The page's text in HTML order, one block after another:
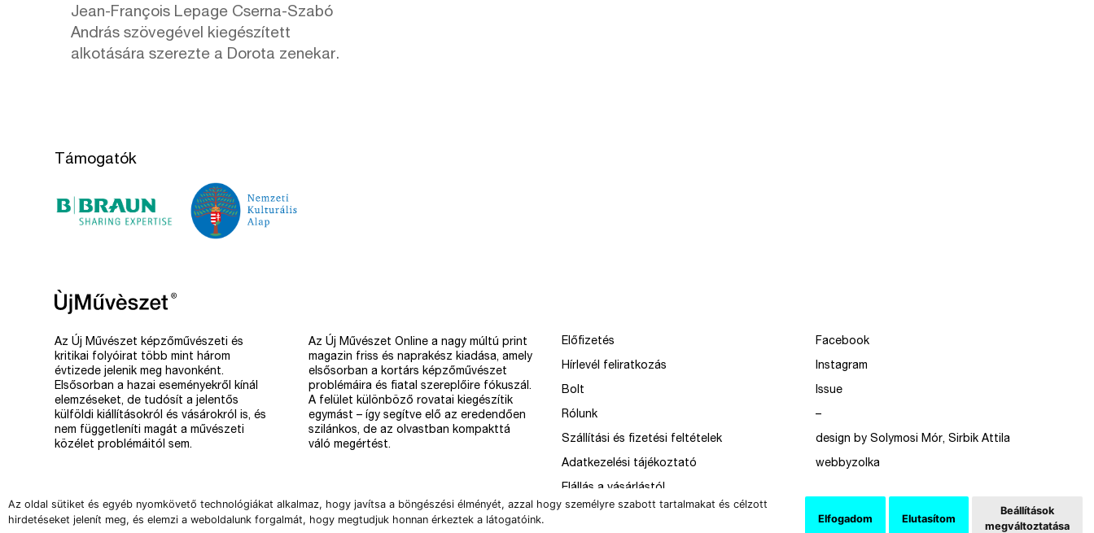
Az oldal sütiket és egyéb nyomkövető technológiákat alkalmaz, hogy javítsa a böngészési élményét, azzal hogy személyre szabott tartalmakat és célzott
hirdetéseket jelenít meg, és elemzi a weboldalunk forgalmát, hogy megtudjuk honnan érkeztek a látogatóink.
Elfogadom Elutasítom
Beállítások
megváltoztatása
Jean-François Lepage Cserna-Szabó
András szövegével kiegészített
alkotására szerezte a Dorota zenekar.
Támogatók
Az Új Művészet képzőművészeti és
kritikai folyóirat több mint három
évtizede jelenik meg havonként.
Elsősorban a hazai eseményekről kínál
elemzéseket, de tudósít a jelentős
külföldi kiállításokról és vásárokról is, és
nem függetleníti magát a művészeti
közélet problémáitól sem.
Az Új Művészet Online a nagy múltú print
magazin friss és naprakész kiadása, amely
elsősorban a kortárs képzőművészet
problémáira és fiatal szereplőire fókuszál.
A felület különböző rovatai kiegészítik
egymást – így segítve elő az eredendően
szilánkos, de az olvastban kompakttá
váló megértést.
Előfizetés
Hírlevél feliratkozás
Bolt
Rólunk
Szállítási és fizetési feltételek
Adatkezelési tájékoztató
Elállás a vásárlástól
Facebook
Instagram
Issue
–
design by Solymosi Mór, Sirbik Attila
webbyzolka
Copyright 2008-2026 Új Művészet